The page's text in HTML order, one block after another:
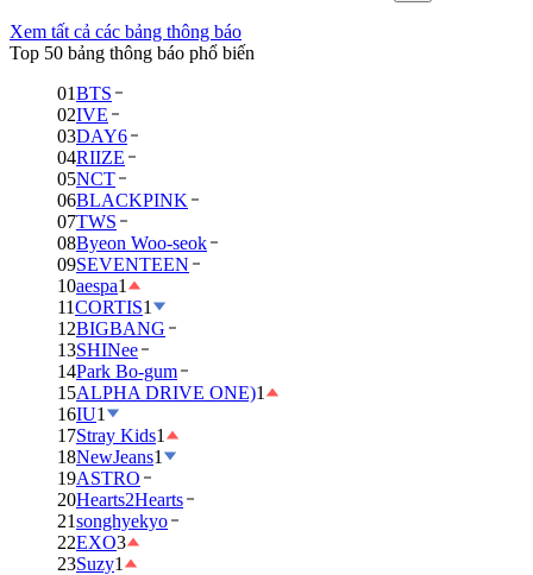
Xem tất cả các bảng thông báo
Top 50 bảng thông báo phổ biến
01BTS
02IVE
03DAY6
04RIIZE
05NCT
06BLACKPINK
07TWS
08Byeon Woo-seok
09SEVENTEEN
10aespa1
11CORTIS1
12BIGBANG
13SHINee
14Park Bo-gum
15ALPHA DRIVE ONE)1
16IU1
17Stray Kids1
18NewJeans1
19ASTRO
20Hearts2Hearts
21songhyekyo
22EXO3
23Suzy1